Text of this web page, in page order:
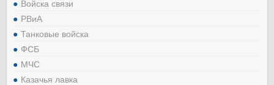
Войска связи
РВиА
Танковые войска
ФСБ
МЧС
Казачья лавка